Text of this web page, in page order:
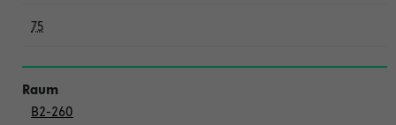
75
B2-260